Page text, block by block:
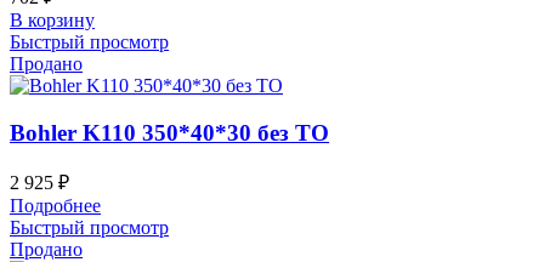
В корзину
Быстрый просмотр
Продано
Bohler K110 350*40*30 без ТО
2 925 ₽
Подробнее
Быстрый просмотр
Продано